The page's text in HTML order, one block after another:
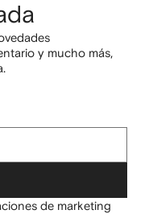
y mucho más,
de marketing